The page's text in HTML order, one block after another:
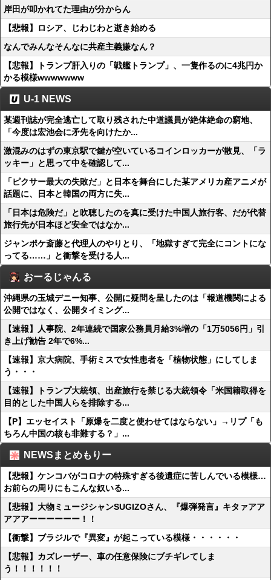
岸田が叩かれてた理由が分からん
【悲報】ロシア、じわじわと逝き始める
なんでみんなそんなに共産主義嫌なん？
【悲報】トランプ肝入りの「戦艦トランプ」、一隻作るのに4兆円か
かる模様wwwwwww
U-1 NEWS
某週刊誌が完全逃亡して取り残された中道議員が絶体絶命の窮地、
「今度は宏池会に矛先を向けたか...
激混みのはずの東京駅で鍵が空いているコインロッカーが散見、「ラ
ッキー」と思って中を確認して...
「ピクサー最大の失敗だ」と日本を舞台にした某アメリカ産アニメが
話題に、日本と韓国の両方に失...
「日本は危険だ」と吹聴したのを真に受けた中国人旅行客、だが代替
旅行先が日本ほど安全ではなか...
ジャンポケ斎藤と代理人のやりとり、「地獄すぎて完全にコントにな
ってる……」と衝撃を受ける人...
おーるじゃんる
沖縄県の玉城デニー知事、公開に疑問を呈したのは「報道機関による
公開ではなく、公開タイミング...
【速報】人事院、2年連続で国家公務員月給3%増の「1万5056円」引
き上げ勧告 2年で6%...
【速報】京大病院、手術ミスで女性患者を「植物状態」にしてしま
う・・・
【速報】トランプ大統領、出産旅行を禁じる大統領令「米国籍取得を
目的とした中国人らを排除する...
【P】エッセイスト「原爆を二度と使わせてはならない」→リプ「も
ちろん中国の核も非難する？」...
NEWSまとめもりー
【悲報】ケンコバがコロナの特殊すぎる後遺症に苦しんでいる模様…
お前らの周りにもこんな奴いる...
【悲報】大物ミュージシャンSUGIZOさん、『爆弾発言』キタァアア
アアアーーーーーー！！
【衝撃】ブラジルで『異変』が起こっている模様・・・・・・
【悲報】カズレーザー、車の任意保険にブチギレてしま
う！！！！！！